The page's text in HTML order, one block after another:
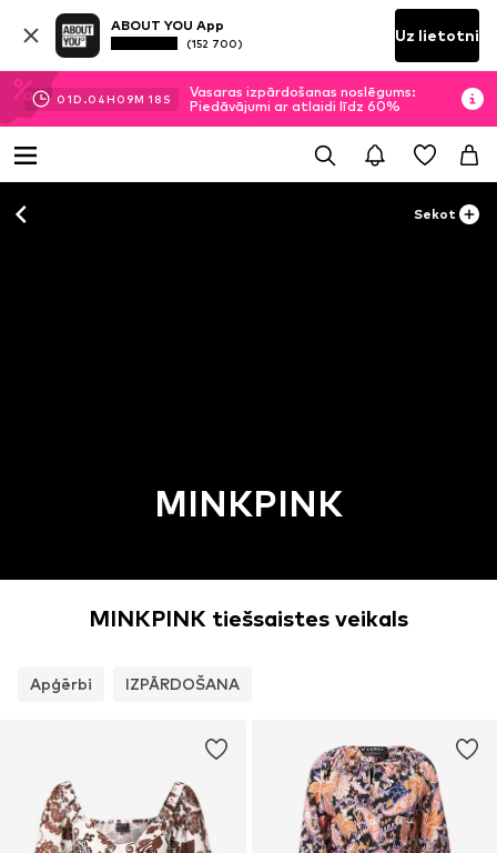
ABOUT YOU App
(152 700) Uz lietotni
01D.04H 09M 17 S
Vasaras izpārdošanas noslēgums:
Piedāvājumi ar atlaidi līdz 60%
Sekot
MINKPINK
MINKPINK tiešsaistes veikals
Apģērbi IZPĀRDOŠANA